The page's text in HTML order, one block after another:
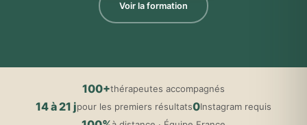
Voir la formation
100+thérapeutes accompagnés
14 à 21 jpour les premiers résultats0Instagram requis